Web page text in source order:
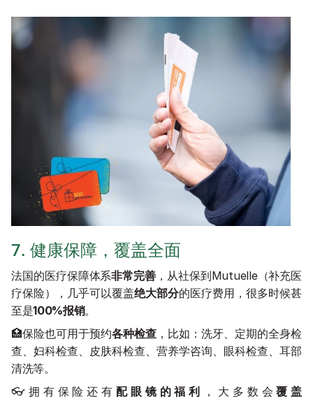
7. 健康保障，覆盖全面
法国的医疗保障体系非常完善 ，从社保到Mutuelle（补充医
疗保险），几乎可以覆盖绝大部分的医疗费用，很多时候甚
至是100%报销。
🏥保险也可用于预约各种检查 ，比如：洗牙、定期的全身检
查、妇科检查、皮肤科检查、营养学咨询、眼科检查、耳部
清洗等。
👓拥有保险还有 配眼镜的福利 ，大多数会覆盖